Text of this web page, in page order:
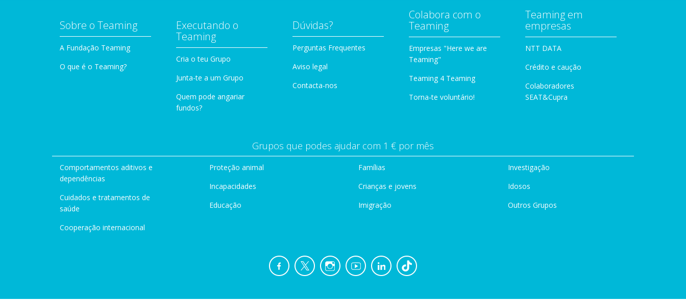
Sobre o Teaming
A Fundação Teaming
O que é o Teaming?
Executando o
Teaming
Cria o teu Grupo
Junta-te a um Grupo
Quem pode angariar
fundos?
Dúvidas?
Perguntas Frequentes
Aviso legal
Contacta-nos
Colabora com o
Teaming
Empresas "Here we are
Teaming"
Teaming 4 Teaming
Torna-te voluntário!
Teaming em
empresas
NTT DATA
Crédito e caução
Colaboradores
SEAT&Cupra
Grupos que podes ajudar com 1 € por mês
Comportamentos aditivos e
dependências
Cuidados e tratamentos de
saúde
Cooperação internacional
Proteção animal
Incapacidades
Educação
Famílias
Crianças e jovens
Imigração
Investigação
Idosos
Outros Grupos